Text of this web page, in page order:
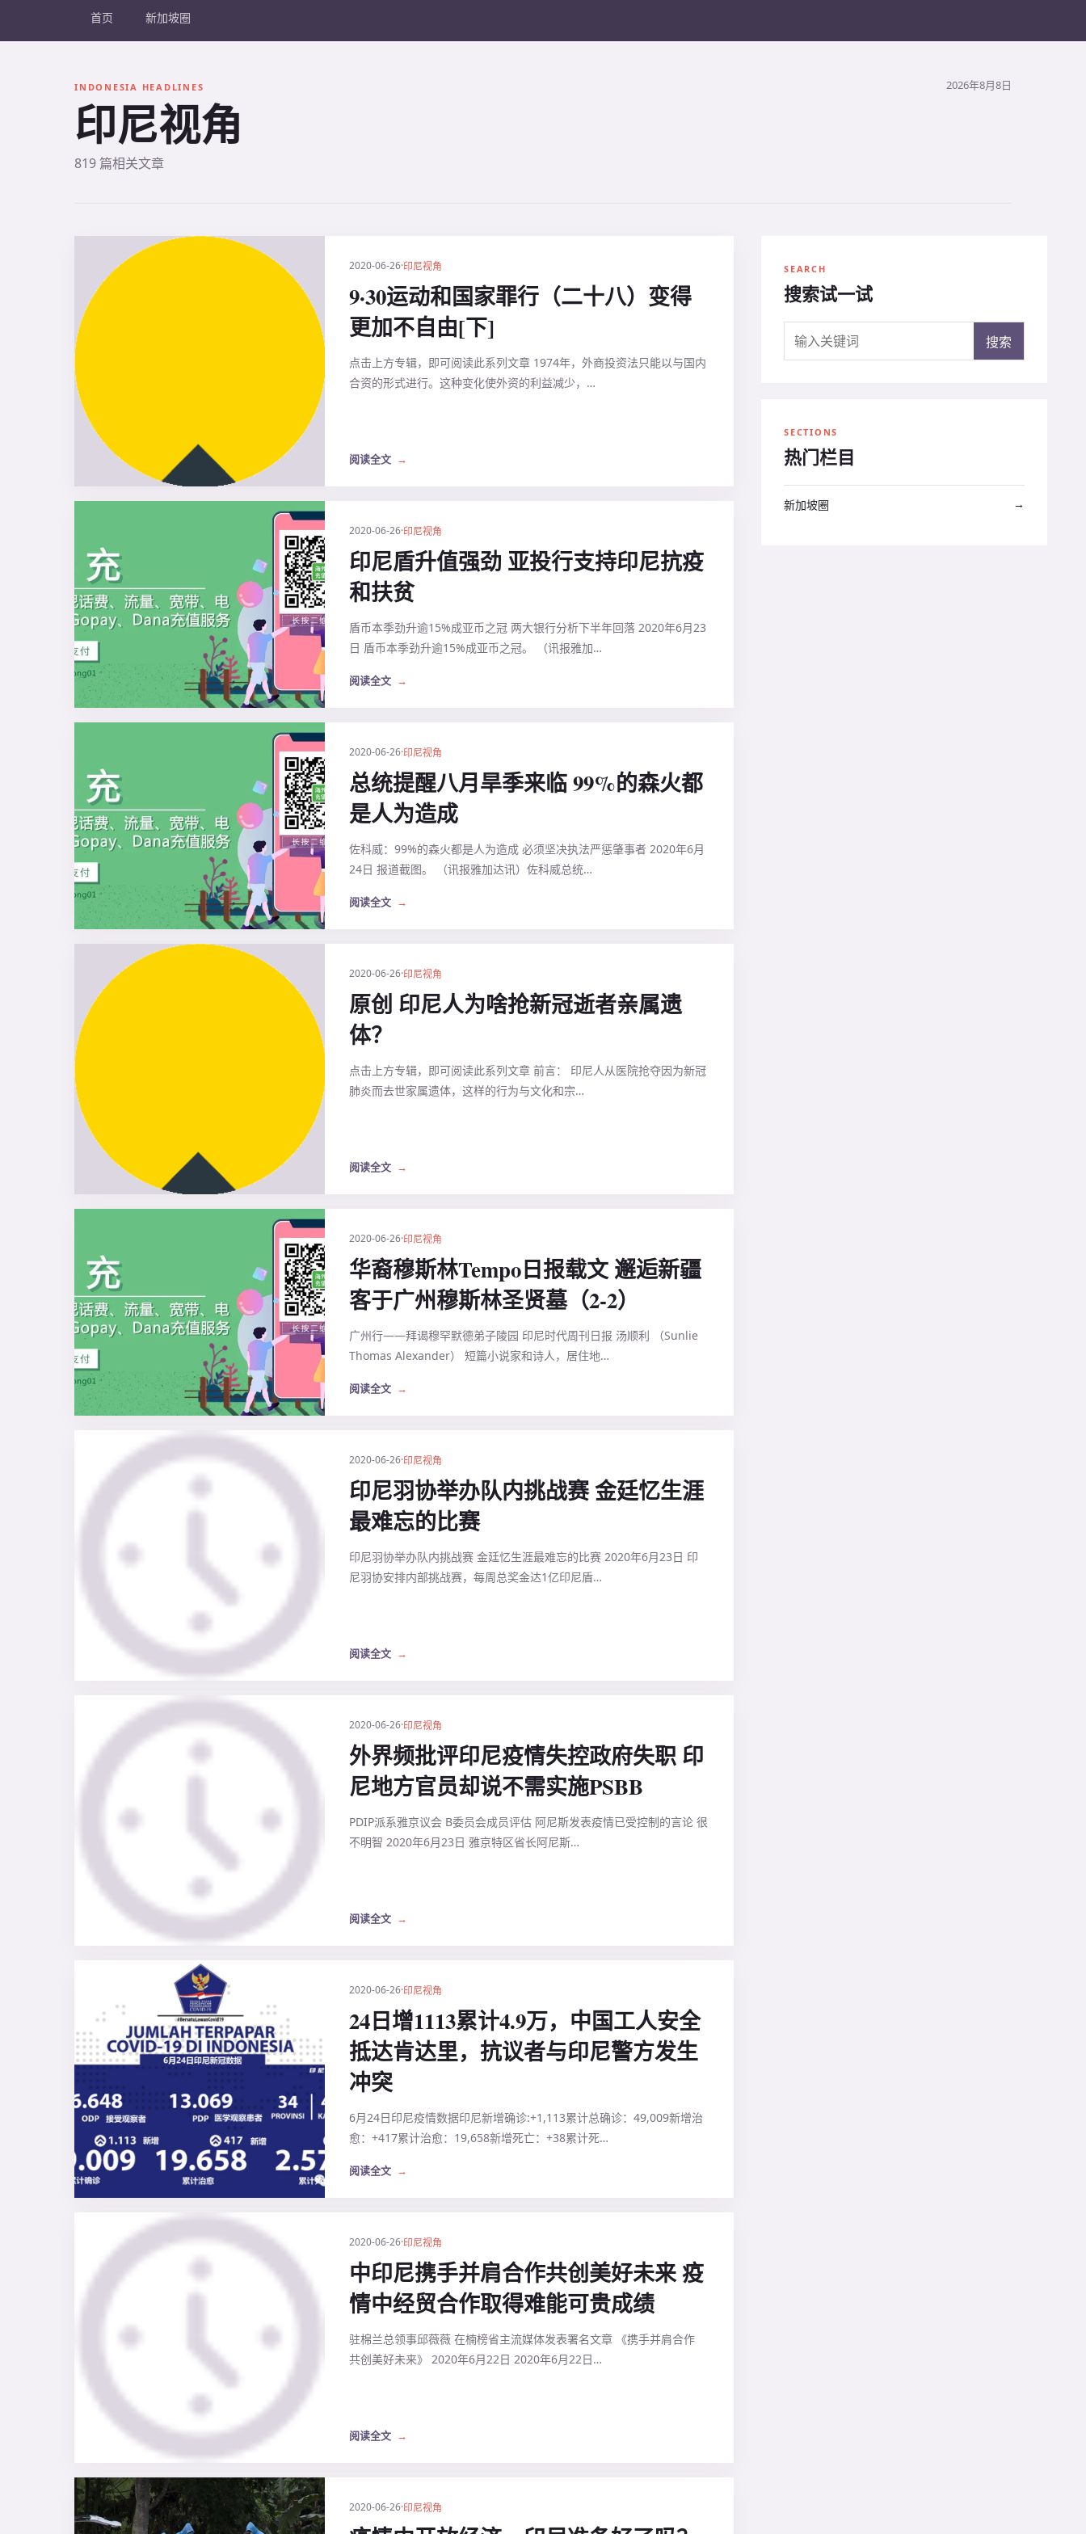
首页 新加坡圈
INDONESIA HEADLINES
印尼视角
819 篇相关文章
2026年8月8日
2020-06-26·印尼视角
9·30运动和国家罪行（二十八）变得
更加不自由[下]
点击上方专辑，即可阅读此系列文章 1974年，外商投资法只能以与国内
合资的形式进行。这种变化使外资的利益减少，…
阅读全文 →
2020-06-26·印尼视角
印尼盾升值强劲 亚投行支持印尼抗疫
和扶贫
盾币本季劲升逾15%成亚币之冠 两大银行分析下半年回落 2020年6月23
日 盾币本季劲升逾15%成亚币之冠。 （讯报雅加…
阅读全文 →
2020-06-26·印尼视角
总统提醒八月旱季来临 99%的森火都
是人为造成
佐科威：99%的森火都是人为造成 必须坚决执法严惩肇事者 2020年6月
24日 报道截图。 （讯报雅加达讯）佐科威总统…
阅读全文 →
2020-06-26·印尼视角
原创 印尼人为啥抢新冠逝者亲属遗
体？
点击上方专辑，即可阅读此系列文章 前言： 印尼人从医院抢夺因为新冠
肺炎而去世家属遗体，这样的行为与文化和宗…
阅读全文 →
2020-06-26·印尼视角
华裔穆斯林Tempo日报载文 邂逅新疆
客于广州穆斯林圣贤墓（2-2）
广州行——拜谒穆罕默德弟子陵园 印尼时代周刊日报 汤顺利 （Sunlie
Thomas Alexander） 短篇小说家和诗人，居住地…
阅读全文 →
2020-06-26·印尼视角
印尼羽协举办队内挑战赛 金廷忆生涯
最难忘的比赛
印尼羽协举办队内挑战赛 金廷忆生涯最难忘的比赛 2020年6月23日 印
尼羽协安排内部挑战赛，每周总奖金达1亿印尼盾…
阅读全文 →
2020-06-26·印尼视角
外界频批评印尼疫情失控政府失职 印
尼地方官员却说不需实施PSBB
PDIP派系雅京议会 B委员会成员评估 阿尼斯发表疫情已受控制的言论 很
不明智 2020年6月23日 雅京特区省长阿尼斯…
阅读全文 →
2020-06-26·印尼视角
24日增1113累计4.9万，中国工人安全
抵达肯达里，抗议者与印尼警方发生
冲突
6月24日印尼疫情数据印尼新增确诊:+1,113累计总确诊：49,009新增治
愈：+417累计治愈：19,658新增死亡：+38累计死…
阅读全文 →
2020-06-26·印尼视角
中印尼携手并肩合作共创美好未来 疫
情中经贸合作取得难能可贵成绩
驻棉兰总领事邱薇薇 在楠榜省主流媒体发表署名文章 《携手并肩合作
共创美好未来》 2020年6月22日 2020年6月22日…
阅读全文 →
2020-06-26·印尼视角
SEARCH
搜索试一试
搜索关键词
搜索
SECTIONS
热门栏目
新加坡圈 →